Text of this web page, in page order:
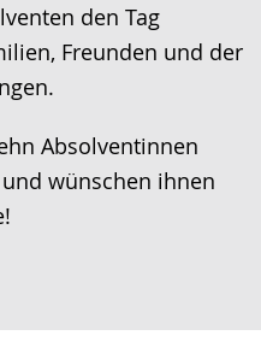
den Tag
Freunden und der
Absolventinnen
wünschen ihnen